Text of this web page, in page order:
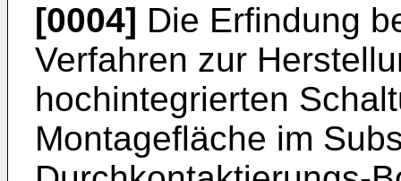
[0004] Die Erfindung
Verfahren zur
hochintegrierten
Montagefläche im